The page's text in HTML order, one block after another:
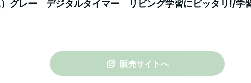
）グレー デジタルタイマー リビング学習にピッタリ!/学
勉強 ソニック sonic
販売サイトへ